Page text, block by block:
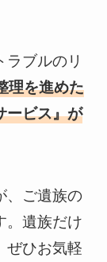
ブルのリ
理を進めた
ービス』が
、ご遺族の
。遺族だけ
ぜひお気軽